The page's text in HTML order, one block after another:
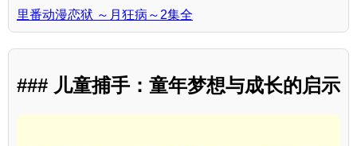
里番动漫恋狱 ～月狂病～2集全
### 儿童捕手：童年梦想与成长的启示